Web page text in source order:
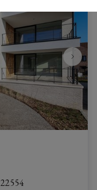
22554